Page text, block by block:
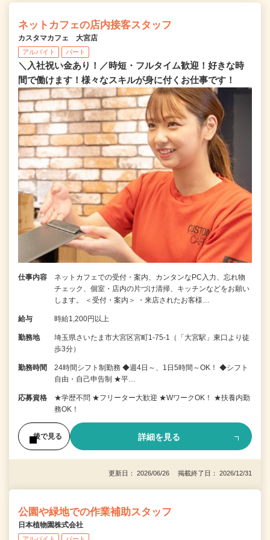
ネットカフェの店内接客スタッフ
カスタマカフェ 大宮店
アルバイト パート
＼入社祝い金あり！／時短・フルタイム歓迎！好きな時
間で働けます！様々なスキルが身に付くお仕事です！
仕事内容
ネットカフェでの受付・案内、カンタンなPC入力、忘れ物
チェック、個室・店内の片づけ清掃、キッチンなどをお願い
します。 ＜受付・案内＞ ・来店されたお客様…
給与 時給1,200円以上
勤務地
埼玉県さいたま市大宮区宮町1-75-1（「大宮駅」東口より徒
歩3分）
勤務時間
24時間シフト制勤務 ◆週4日～、1日5時間～OK！ ◆シフト
自由・自己申告制 ★平…
応募資格
★学歴不問 ★フリーター大歓迎 ★WワークOK！ ★扶養内勤
務OK！
後で見る 詳細を見る
更新日： 2026/06/26 掲載終了日： 2026/12/31
公園や緑地での作業補助スタッフ
日本植物園株式会社